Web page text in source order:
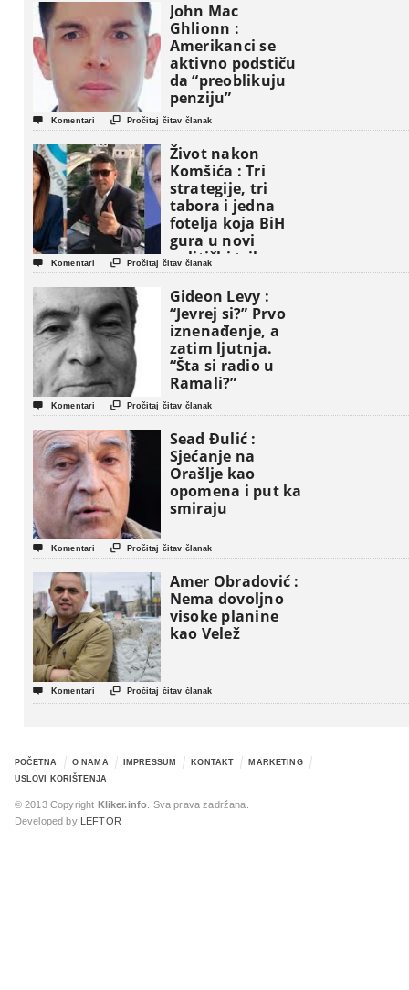
John Mac
Ghlionn :
Amerikanci se
aktivno podstiču
da “preoblikuju
penziju”
 Komentari  Pročitaj čitav članak
Život nakon
Komšića : Tri
strategije, tri
tabora i jedna
fotelja koja BiH
gura u novi
politički triler
 Komentari  Pročitaj čitav članak
Gideon Levy :
“Jevrej si?” Prvo
iznenađenje, a
zatim ljutnja.
“Šta si radio u
Ramali?”
 Komentari  Pročitaj čitav članak
Sead Đulić :
Sjećanje na
Orašlje kao
opomena i put ka
smiraju
 Komentari  Pročitaj čitav članak
Amer Obradović :
Nema dovoljno
visoke planine
kao Velež
 Komentari  Pročitaj čitav članak
POČETNA O NAMA IMPRESSUM KONTAKT
MARKETING
USLOVI KORIŠTENJA
© 2013 Copyright Kliker.info . Sva prava zadržana.
Developed by
LEFTOR